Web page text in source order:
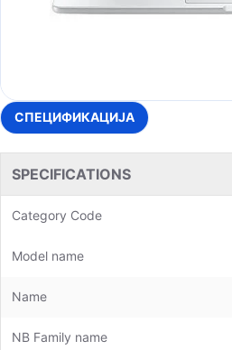
СПЕЦИФИКАЦИЈА
SPECIFICATIONS
Category Code
Model name
Name
NB Family name